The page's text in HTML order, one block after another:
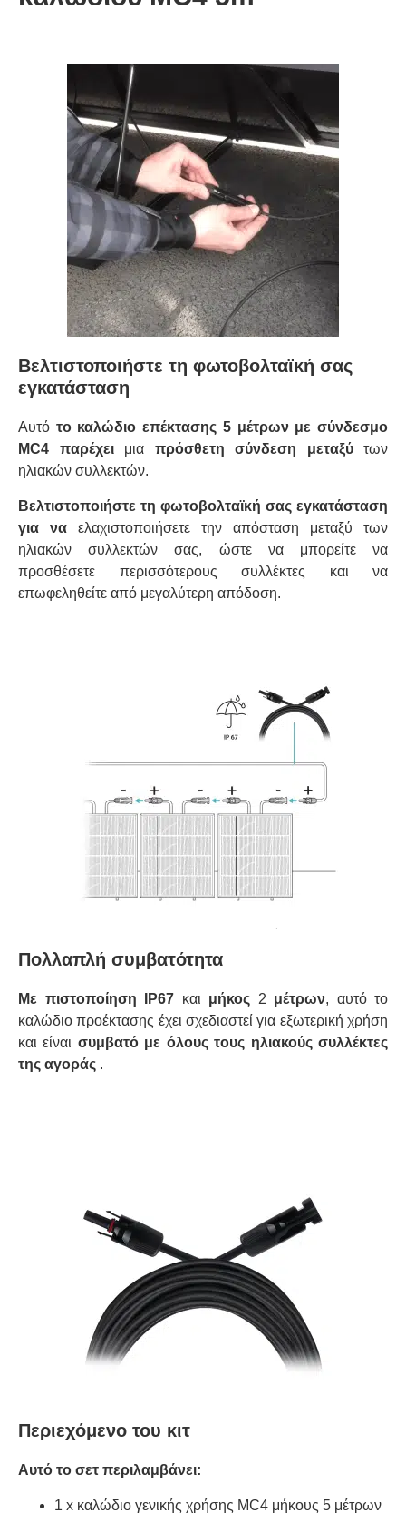
Βελτιστοποιήστε τη φωτοβολταϊκή σας
εγκατάσταση
Αυτό το καλώδιο επέκτασης 5 μέτρων με σύνδεσμο
MC4 παρέχειμια πρόσθετη σύνδεση μεταξύτων
ηλιακών συλλεκτών.
Βελτιστοποιήστε τη φωτοβολταϊκή σας εγκατάσταση
για να ελαχιστοποιήσετε την απόσταση μεταξύ των
ηλιακών συλλεκτών σας, ώστε να μπορείτε να
προσθέσετε περισσότερους συλλέκτες και να
επωφεληθείτε από μεγαλύτερη απόδοση.
Πολλαπλή συμβατότητα
Με πιστοποίηση IP67 και μήκος 2 μέτρων, αυτό το
καλώδιο προέκτασης έχει σχεδιαστεί για εξωτερική χρήση
και είναι συμβατό με όλους τους ηλιακούς συλλέκτες
της αγοράς .
Περιεχόμενο του κιτ
Αυτό το σετ περιλαμβάνει:
1 x καλώδιο γενικής χρήσης MC4 μήκους 5 μέτρων